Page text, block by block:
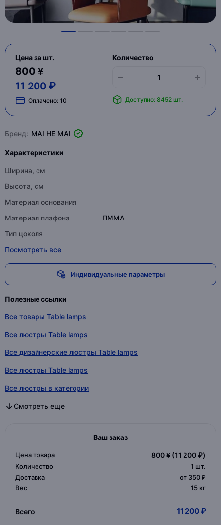
Цена за шт.
800 ¥
11 200 ₽
Оплачено: 10
Количество
Доступно: 8452 шт.
Бренд: MAI HE MAI
Характеристики
Ширина, см
Высота, см
Материал основания
Материал плафона
ПММА
Тип цоколя
Посмотреть все
Индивидуальные параметры
Полезные ссылки
Все товары Table lamps
Все люстры Table lamps
Все дизайнерские люстры Table lamps
Все люстры Table lamps
Все люстры в категории
Все дизайнерские люстры в категории
Все люстры в категории
Смотреть еще
Ваш заказ
Цена товара 800 ¥ (11 200 ₽)
Количество 1 шт.
Доставка
от 350 ₽
Вес
15 кг
Всего 11 200 ₽